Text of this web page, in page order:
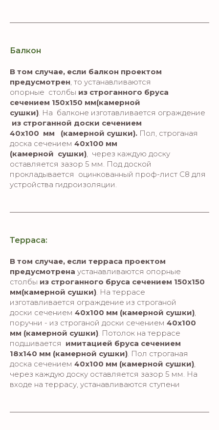
Балкон
В том случае, если балкон проектом
предусмотрен, то устанавливаются
опорные столбы из строганного бруса
сечением 150х150 мм(камерной
сушки). На балконе изготавливается ограждение
из строганной доски сечением
40х100 мм (камерной сушки). Пол, строганая
доска сечением 40х100 мм
(камерной сушки), через каждую доску
оставляется зазор 5 мм. Под доской
прокладывается оцинкованный проф-лист C8 для
устройства гидроизоляции.
Терраса:
В том случае, если терраса проектом
предусмотрена устанавливаются опорные
столбы из строганного бруса сечением 150х150
мм(камерной сушки). На террасе
изготавливается ограждение из строганой
доски сечением 40х100 мм (камерной сушки),
поручни - из строганой доски сечением 40х100
мм (камерной сушки). Потолок на террасе
подшивается имитацией бруса сечением
18х140 мм (камерной сушки). Пол строганая
доска сечением 40х100 мм (камерной сушки),
через каждую доску оставляется зазор 5 мм. На
входе на террасу, устанавливаются ступени